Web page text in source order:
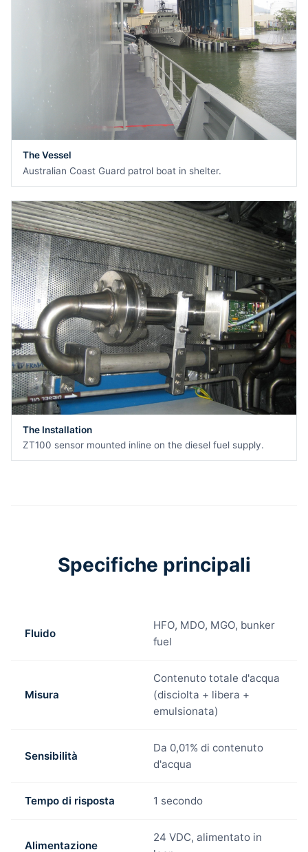
The Vessel
Australian Coast Guard patrol boat in shelter.
The Installation
ZT100 sensor mounted inline on the diesel fuel supply.
Specifiche principali
Fluido
HFO, MDO, MGO, bunker
fuel
Misura
Contenuto totale d'acqua
(disciolta + libera +
emulsionata)
Sensibilità
Da 0,01% di contenuto
d'acqua
Tempo di risposta 1 secondo
Alimentazione
24 VDC, alimentato in